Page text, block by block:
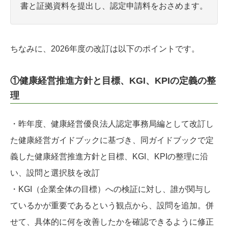
書と証拠資料を提出し、認定申請料をおさめます。
ちなみに、2026年度の改訂は以下のポイントです。
①健康経営推進方針と目標、KGI、KPIの定義の整
理
・昨年度、健康経営優良法人認定事務局編として改訂し
た健康経営ガイドブックに基づき、同ガイドブックで定
義した健康経営推進方針と⽬標、KGI、KPIの整理に沿
い、設問と選択肢を改訂
・KGI（企業全体の⽬標）への検証に対し、誰が関与し
ているかが重要であるという観点から、設問を追加。併
せて、具体的に何を改善したかを確認できるように修正